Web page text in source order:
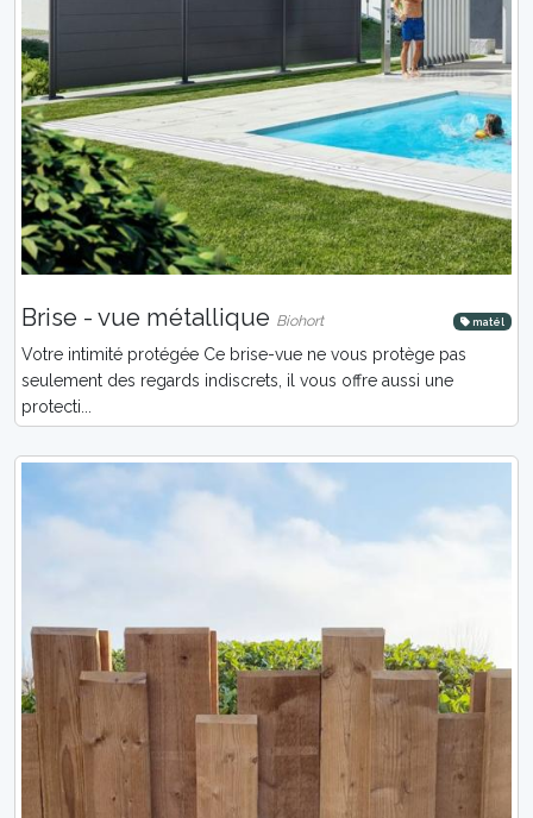
Brise - vue métallique Biohort matél
Votre intimité protégée Ce brise-vue ne vous protège pas
seulement des regards indiscrets, il vous offre aussi une
protecti...